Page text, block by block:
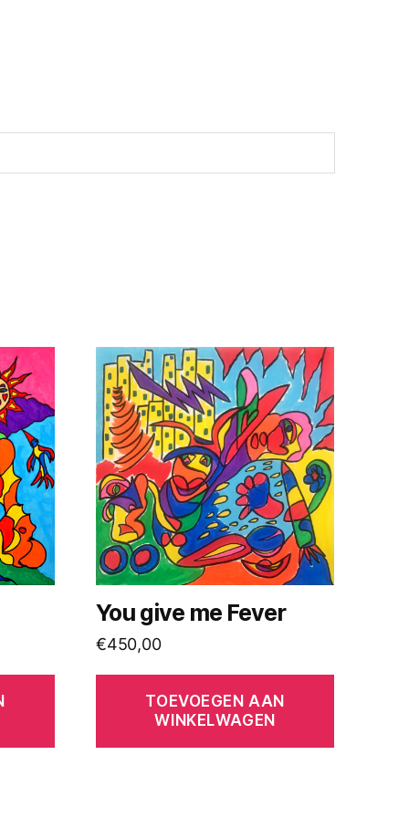
You give me Fever
€450,00
TOEVOEGEN AAN
WINKELWAGEN